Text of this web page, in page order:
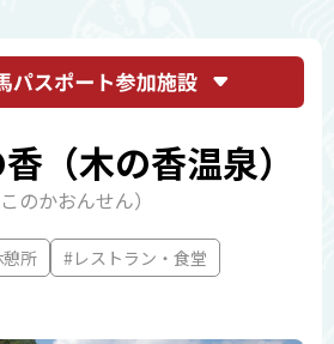
（木の香温泉）
のかおんせん）
所
#レストラン・食堂